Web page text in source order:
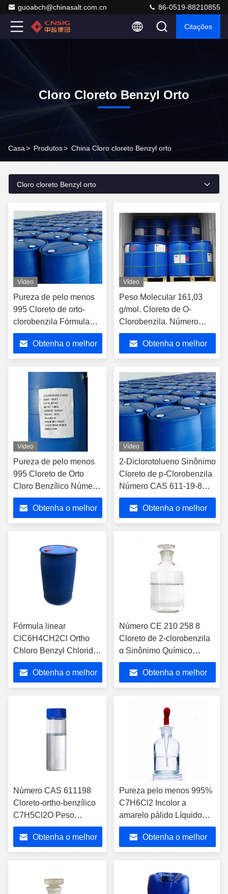
guoabch@chinasalt.com.cn 86-0519-88210855
Citações
Cloro Cloreto Benzyl Orto
Casa> Produtos> China Cloro cloreto Benzyl orto
Cloro cloreto Benzyl orto
Vídeo
Pureza de pelo menos
995 Cloreto de orto-
clorobenzila Fórmula
linear ClC6H4CH2Cl
Fórmula molecular
C7H5Cl2O Matéria-
prima química
Obtenha o melhor
Vídeo
Peso Molecular 161,03
g/mol. Cloreto de O-
Clorobenzila. Número
CAS 611-19-8.
Intermediário químico para
aplicações industriais e
laboratoriais.
Obtenha o melhor
Vídeo
Pureza de pelo menos
995 Cloreto de Orto
Cloro Benzílico Número
CAS 611198 Fórmula
Linear ClC6H4CH2Cl
Reagente Químico
Obtenha o melhor
Vídeo
2-Diclorotolueno Sinônimo
Cloreto de p-Clorobenzila
Número CAS 611-19-8
Intermediário Químico
Chave para a Produção
de Corantes e
Obtenha o melhor
Fórmula linear
ClC6H4CH2Cl Ortho
Chloro Benzyl Chloride
Número CAS 611198
Número CE 2102588
Composto orgânico
Obtenha o melhor
Número CE 210 258 8
Cloreto de 2-clorobenzila
α Sinônimo Químico
Purificado para Síntese e
Aplicações Avançadas em
Pesquisa
Obtenha o melhor
Número CAS 611198
Cloreto-ortho-benzílico
C7H5Cl2O Peso
molecular 16103 Gmol
Produto químico
especializado para
Obtenha o melhor
Pureza pelo menos 995%
C7H6Cl2 Incolor a
amarelo pálido Líquido
Matéria-prima para
produção química e
industrial
Obtenha o melhor